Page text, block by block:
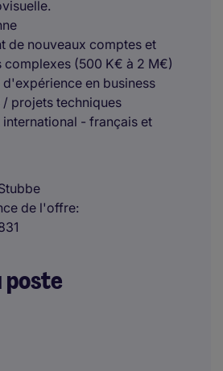
de nouveaux comptes et
complexes (500 K€ à 2 M€)
d'expérience en business
projets techniques
international - français et
de l'offre
poste